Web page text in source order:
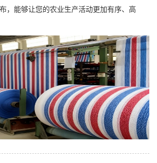
，能够让您的农业生产活动更加有序、高